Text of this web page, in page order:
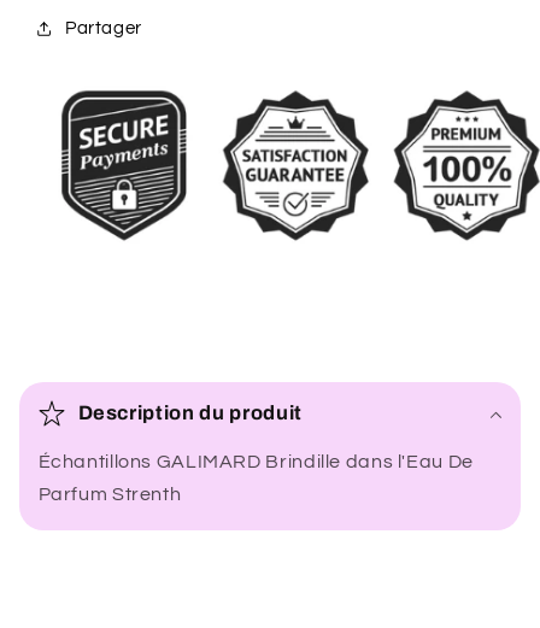
Partager
o
n
Description du produit
Échantillons GALIMARD Brindille dans l'Eau De
Parfum Strenth